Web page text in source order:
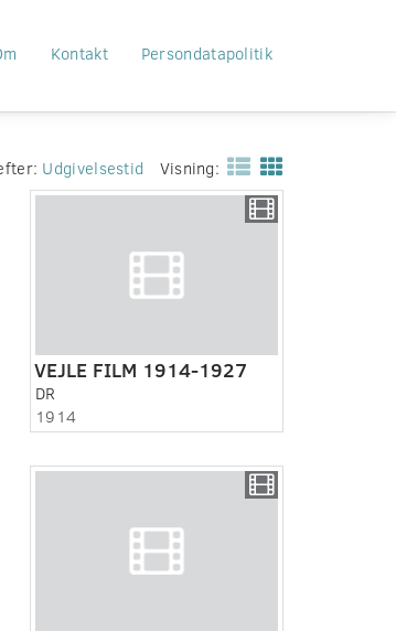
Kontakt Persondatapolitik
Udgivelsestid Visning:
VEJLE FILM 1914-1927
DR
1914